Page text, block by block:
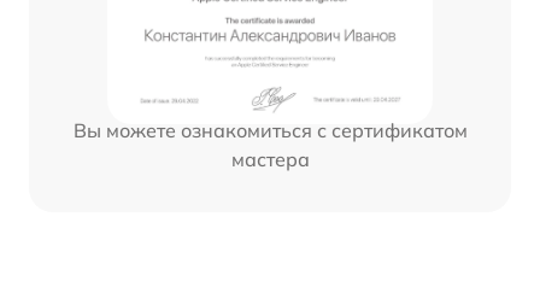
Вы можете ознакомиться с сертификатом
мастера